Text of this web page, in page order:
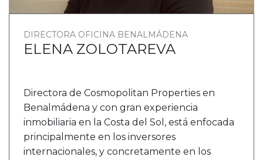
DIRECTORA OFICINA BENALMÁDENA
ELENA ZOLOTAREVA
Directora de Cosmopolitan Properties en
Benalmádena y con gran experiencia
inmobiliaria en la Costa del Sol, está enfocada
principalmente en los inversores
internacionales, y concretamente en los